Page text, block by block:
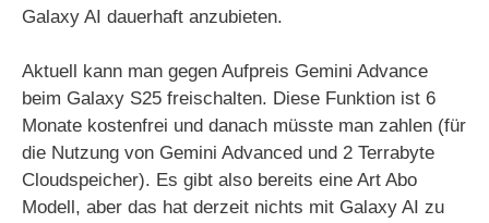
Galaxy AI dauerhaft anzubieten.
Aktuell kann man gegen Aufpreis Gemini Advance
beim Galaxy S25 freischalten. Diese Funktion ist 6
Monate kostenfrei und danach müsste man zahlen (für
die Nutzung von Gemini Advanced und 2 Terrabyte
Cloudspeicher). Es gibt also bereits eine Art Abo
Modell, aber das hat derzeit nichts mit Galaxy AI zu